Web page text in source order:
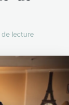
lecture